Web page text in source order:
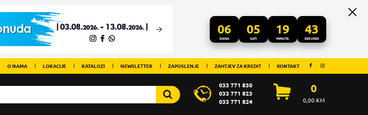
06
DANA
05
SATI
19
MINUTA
43
SEKUNDI
O NAMA LOKACIJE KATALOZI NEWSLETTER ZAPOSLENJE ZAHTJEV ZA KREDIT KONTAKT
033 771 830
033 771 823
033 771 824
0
0,00KM